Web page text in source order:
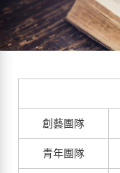
創藝團隊
青年團隊